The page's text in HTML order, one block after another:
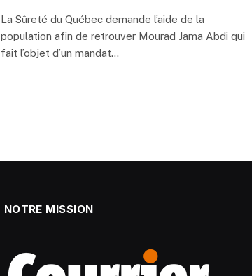
La Sûreté du Québec demande l’aide de la
population afin de retrouver Mourad Jama Abdi qui
fait l’objet d’un mandat…
NOTRE MISSION